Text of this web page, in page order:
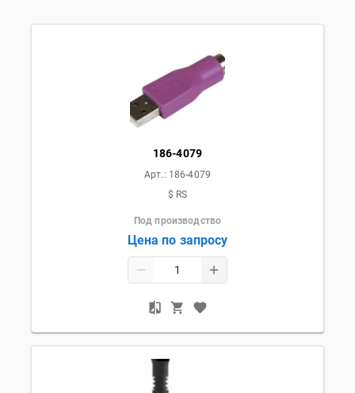
186-4079
Арт.: 186-4079
$ RS
Под производство
Цена по запросу